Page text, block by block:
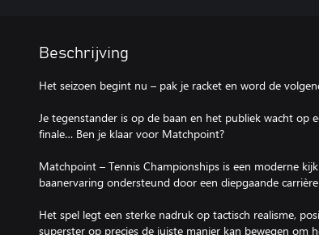
Beschrijving
Het seizoen begint nu – pak je racket en word de
Je tegenstander is op de baan en het publiek wacht op
finale… Ben je klaar voor Matchpoint?
Matchpoint – Tennis Championships is een moderne
baanervaring ondersteund door een diepgaande
Het spel legt een sterke nadruk op tactisch realisme,
superster op precies de juiste manier kan bewegen om